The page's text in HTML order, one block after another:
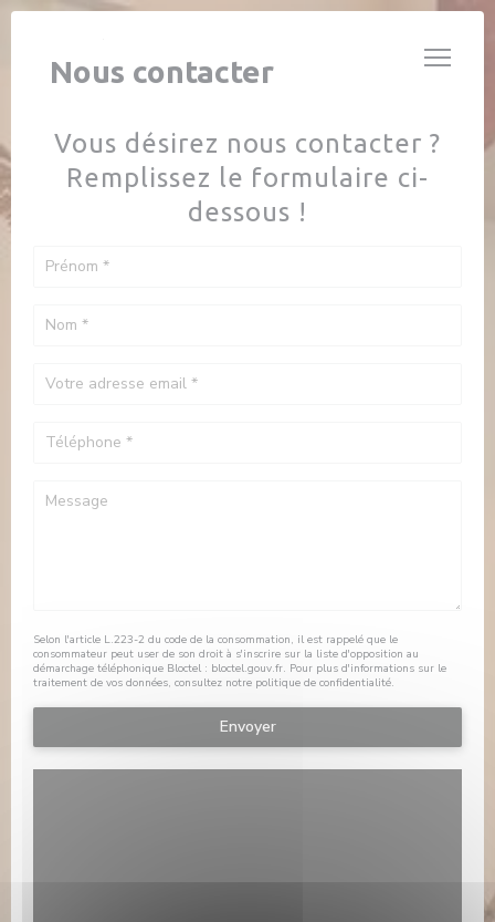
Personnalisation de vos choix en matière de cookies
CAFÉ PAULY
Nous contacter
Vous désirez nous contacter ?
Remplissez le formulaire ci-
dessous !
Selon l'article L.223-2 du code de la consommation, il est rappelé que le
consommateur peut user de son droit à s'inscrire sur la liste d'opposition au
démarchage téléphonique Bloctel : bloctel.gouv.fr. Pour plus d'informations sur le
traitement de vos données, consultez notre politique de confidentialité.